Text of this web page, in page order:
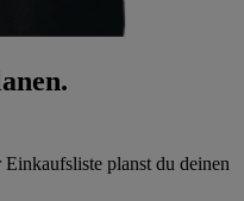
planst du deinen